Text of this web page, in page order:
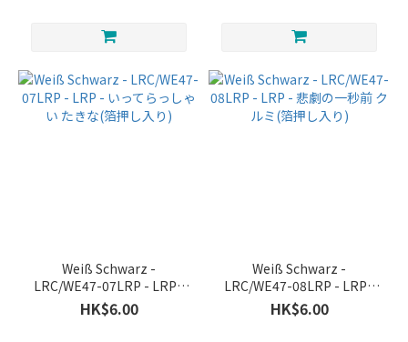
Weiß Schwarz -
LRC/WE47-07LRP - LRP -
いってらっしゃい たきな(箔
押し入り)
HK$6.00
Weiß Schwarz -
LRC/WE47-08LRP - LRP -
悲劇の一秒前 クルミ(箔押し
入り)
HK$6.00